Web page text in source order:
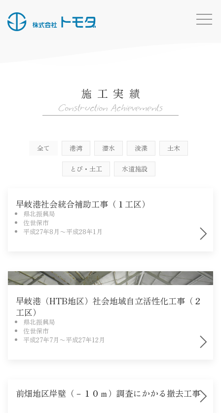
施工実績
トモダのこと
Instagram
施工実績
Construction Achievements
全て 港湾 潜水 浚渫 土木
とび・土工 水道施設
早岐港社会統合補助工事（１工区）
県北振興局
佐世保市
平成27年8月〜平成28年1月
竣工
早岐港（HTB地区）社会地域自立活性化工事（２
工区）
県北振興局
佐世保市
平成27年7月〜平成27年12月
前畑地区岸壁（－１０ｍ）調査にかかる撤去工事